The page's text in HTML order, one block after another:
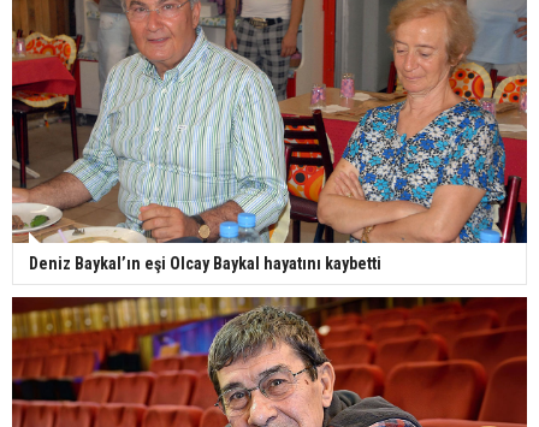
Deniz Baykal’ın eşi Olcay Baykal hayatını kaybetti